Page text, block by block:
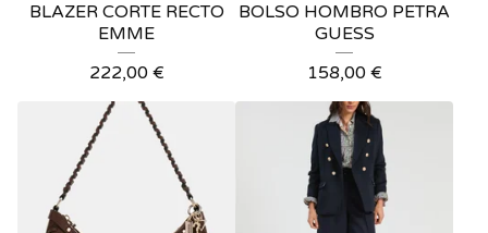
BLAZER CORTE RECTO
EMME
222,00 €
BOLSO HOMBRO PETRA
GUESS
158,00 €